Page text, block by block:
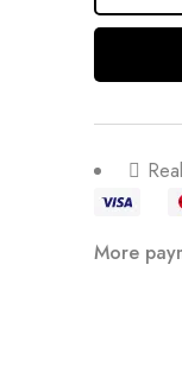
More